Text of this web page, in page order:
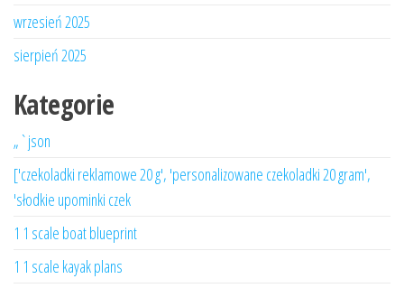
wrzesień 2025
sierpień 2025
Kategorie
„`json
['czekoladki reklamowe 20 g', 'personalizowane czekoladki 20 gram',
'słodkie upominki czek
1 1 scale boat blueprint
1 1 scale kayak plans